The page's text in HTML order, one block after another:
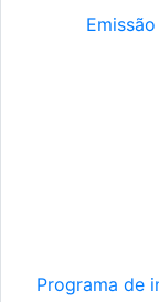
Programa de